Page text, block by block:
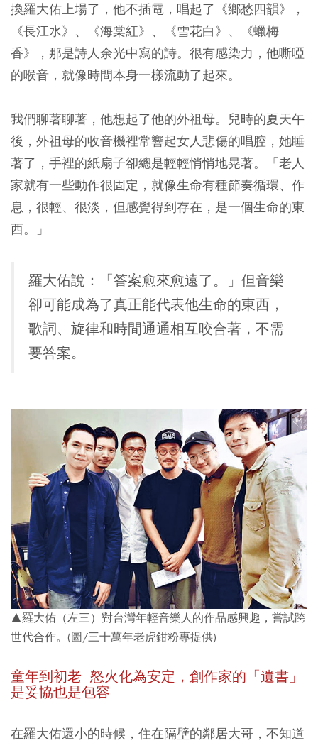
換羅大佑上場了，他不插電，唱起了《鄉愁四韻》，
《長江水》、《海棠紅》、《雪花白》、《蠟梅
香》，那是詩人余光中寫的詩。很有感染力，他嘶啞
的喉音，就像時間本身一樣流動了起來。
我們聊著聊著，他想起了他的外祖母。兒時的夏天午
後，外祖母的收音機裡常響起女人悲傷的唱腔，她睡
著了，手裡的紙扇子卻總是輕輕悄悄地晃著。「老人
家就有一些動作很固定，就像生命有種節奏循環、作
息，很輕、很淡，但感覺得到存在，是一個生命的東
西。」
羅大佑說：「答案愈來愈遠了。」但音樂
卻可能成為了真正能代表他生命的東西，
歌詞、旋律和時間通通相互咬合著，不需
要答案。
▲羅大佑（左三）對台灣年輕音樂人的作品感興趣，嘗試跨
世代合作。(圖/三十萬年老虎鉗粉專提供)
童年到初老 怒火化為安定，創作家的「遺書」
是妥協也是包容
在羅大佑還小的時候，住在隔壁的鄰居大哥，不知道